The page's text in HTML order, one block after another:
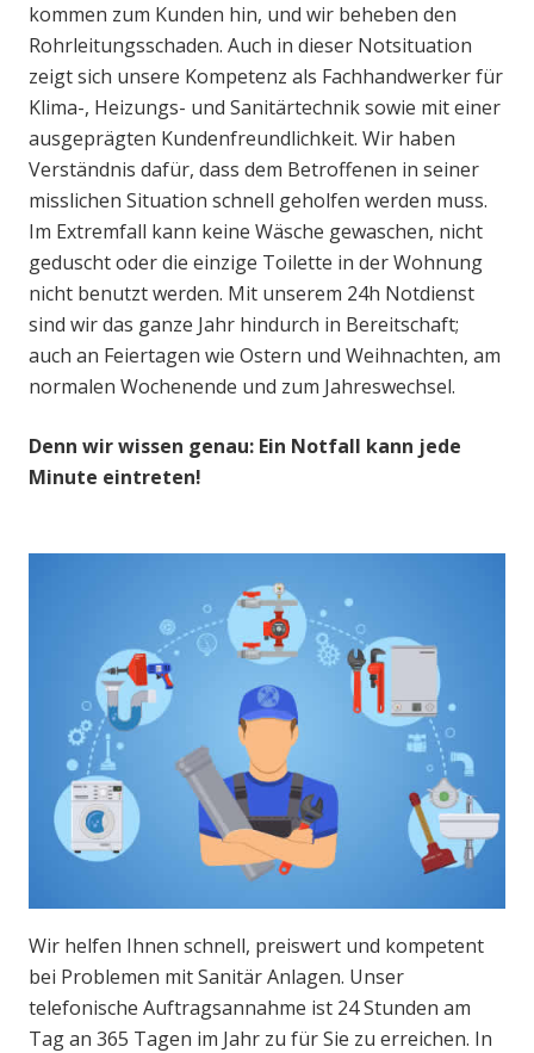
kommen zum Kunden hin, und wir beheben den
Rohrleitungsschaden. Auch in dieser Notsituation
zeigt sich unsere Kompetenz als Fachhandwerker für
Klima-, Heizungs- und Sanitärtechnik sowie mit einer
ausgeprägten Kundenfreundlichkeit. Wir haben
Verständnis dafür, dass dem Betroffenen in seiner
misslichen Situation schnell geholfen werden muss.
Im Extremfall kann keine Wäsche gewaschen, nicht
geduscht oder die einzige Toilette in der Wohnung
nicht benutzt werden. Mit unserem 24h Notdienst
sind wir das ganze Jahr hindurch in Bereitschaft;
auch an Feiertagen wie Ostern und Weihnachten, am
normalen Wochenende und zum Jahreswechsel.
Denn wir wissen genau: Ein Notfall kann jede
Minute eintreten!
Wir helfen Ihnen schnell, preiswert und kompetent
bei Problemen mit Sanitär Anlagen. Unser
telefonische Auftragsannahme ist 24 Stunden am
Tag an 365 Tagen im Jahr zu für Sie zu erreichen. In